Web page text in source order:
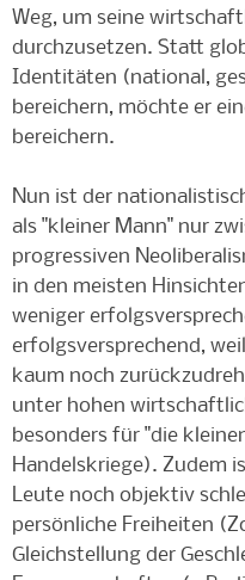
Weg, um seine
durchzusetzen. Statt
Identitäten (national,
bereichern, möchte er
bereichern.
Nun ist der
als "kleiner Mann" nur
progressiven
in den meisten
weniger
erfolgsversprechend,
kaum noch
unter hohen
besonders für "die
Handelskriege). Zudem
Leute noch objektiv
persönliche Freiheiten
Gleichstellung der